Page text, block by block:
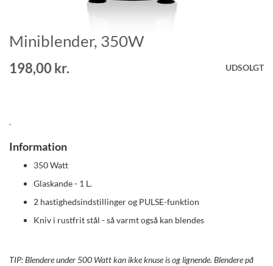
Gå
til
starten
af
Miniblender, 350W
198,00 kr. UDSOLGT
.
Information
350 Watt
Glaskande - 1 L.
2 hastighedsindstillinger og PULSE-funktion
Kniv i rustfrit stål - så varmt også kan blendes
TIP: Blendere under 500 Watt kan ikke knuse is og lignende. Blendere på